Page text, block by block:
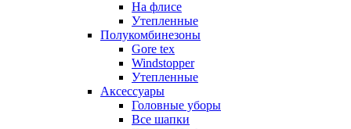
На флисе
Утепленные
Полукомбинезоны
Gore tex
Windstopper
Утепленные
Аксессуары
Головные уборы
Все шапки